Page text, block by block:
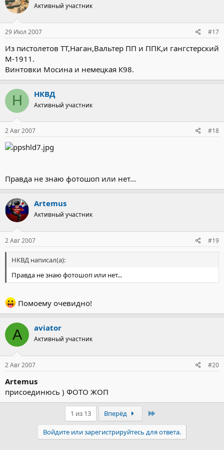
Активный участник
29 Июл 2007 #17
Из пистолетов ТТ,Наган,Вальтер ПП и ППК,и гангстерский
М-1911.
Винтовки Мосина и немецкая К98.
Н НКВД
Активный участник
2 Авг 2007 #18
Правда не знаю фотошоп или нет...
Artemus
Активный участник
2 Авг 2007 #19
НКВД написал(а):
Правда не знаю фотошоп или нет...
Помоему очевидно!
A aviator
Активный участник
2 Авг 2007 #20
Artemus
присоединюсь ) ФОТО ЖОП
1 из 13 Вперёд
Войдите или зарегистрируйтесь для ответа.